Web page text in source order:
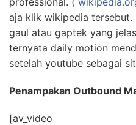
aja klik wikipedia tersebut.
gaul atau gaptek yang
ternyata daily motion
setelah youtube sebagai
Penampakan Outbound
[av_video